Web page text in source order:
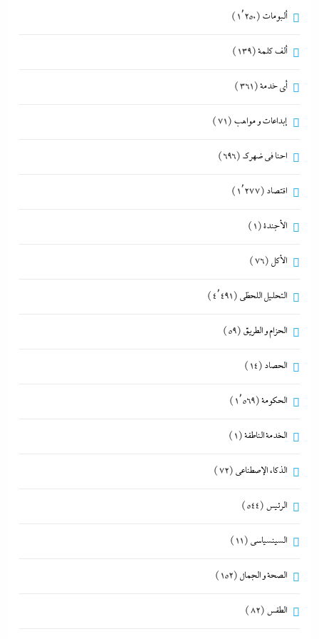
ألبومات (1٬250)
ألف كلمة(139)
أي خدمة(361)
إبداعات و مواهب (71)
احنا في ضهرك (696)
اقتصاد (1٬277)
الأجندة(1)
الأكل (76)
التحليل اللحظي (4٬491)
الحزام و الطريق (59)
الحصاد (14)
الحكومة(1٬569)
الخدمة الناطقة(1)
الذكاء الإصطناعي (72)
الرئيس (544)
السينسياسي (11)
الصحة و الجمال (152)
الطقس (82)